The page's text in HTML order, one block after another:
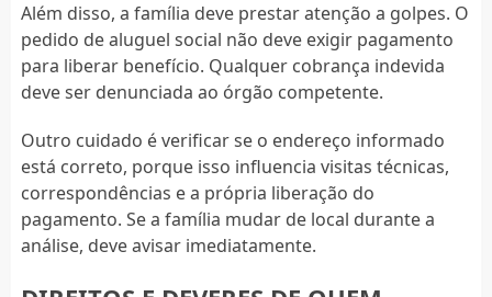
Além disso, a família deve prestar atenção a golpes. O
pedido de aluguel social não deve exigir pagamento
para liberar benefício. Qualquer cobrança indevida
deve ser denunciada ao órgão competente.
Outro cuidado é verificar se o endereço informado
está correto, porque isso influencia visitas técnicas,
correspondências e a própria liberação do
pagamento. Se a família mudar de local durante a
análise, deve avisar imediatamente.